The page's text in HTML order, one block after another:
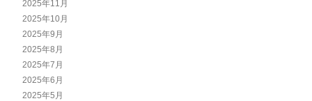
2025年11月
2025年10月
2025年9月
2025年8月
2025年7月
2025年6月
2025年5月